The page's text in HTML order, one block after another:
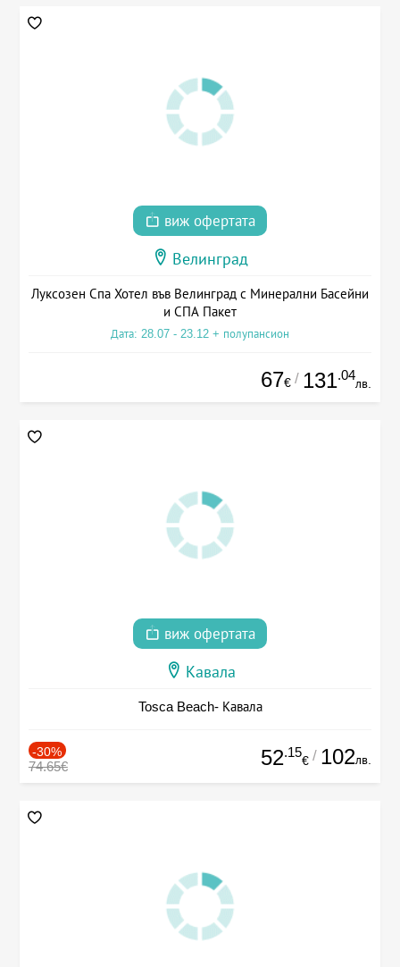
виж офертата
Велинград
Луксозен Спа Хотел във Велинград с Минерални Басейни
и СПА Пакет
Дата: 28.07 - 23.12 + полупансион
67€ / 131.04
лв.
виж офертата
Кавала
Tosca Beach- Кавала
-30%
74.65€ 52.15
€ / 102лв.